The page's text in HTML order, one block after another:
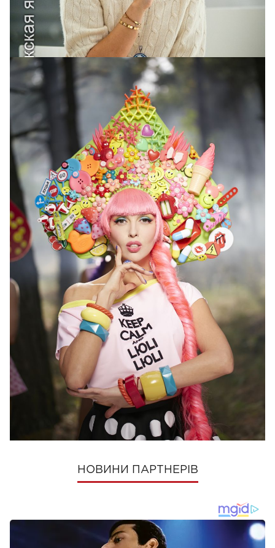
Ксения Собчак в кокошнике
Следите за нашими новостями в соцсетях:
в Facebookи ВКонтакте
ПОШЕРИТИ
НОВИНИ ПАРТНЕРІВ